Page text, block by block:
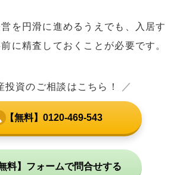
を円滑に進めるうえでも、入居す
に精査しておくことが必要です。
投資のご相談はこちら！ ／
【無料】0120-469-543
無料】フォームで問合せする